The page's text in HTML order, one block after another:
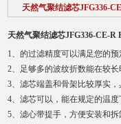
天然气聚结滤芯JFG336-
天然气聚结滤芯JFG336-CE-R
1、的过滤精度可以满足您的
2、足够多的波纹折数能在较
3、滤芯端盖和骨架比较厚实
4、滤芯可以，能在规定的温
5、滤心带提手，方便安装和拆